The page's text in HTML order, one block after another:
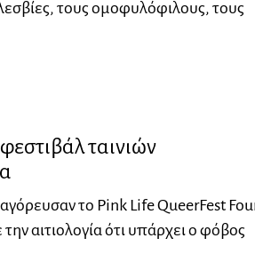
τους ομοφυλόφιλους, τους
ταινιών
το Pink Life QueerFest
αιτιολογία ότι υπάρχει ο φόβος